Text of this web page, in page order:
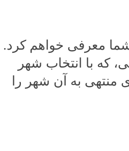
معرفی خواهم کرد.
که با انتخاب شهر
منتهی به آن شهر را